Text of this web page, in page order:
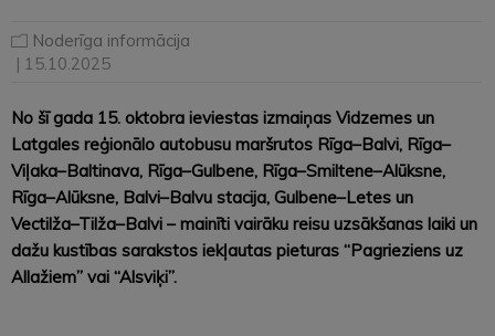
Noderīga informācija
| 15.10.2025
No šī gada 15. oktobra ieviestas izmaiņas Vidzemes un
Latgales reģionālo autobusu maršrutos Rīga–Balvi, Rīga–
Viļaka–Baltinava, Rīga–Gulbene, Rīga–Smiltene–Alūksne,
Rīga–Alūksne, Balvi–Balvu stacija, Gulbene–Letes un
Vectilža–Tilža–Balvi – mainīti vairāku reisu uzsākšanas laiki un
dažu kustības sarakstos iekļautas pieturas “Pagrieziens uz
Allažiem” vai “Alsviķi”.